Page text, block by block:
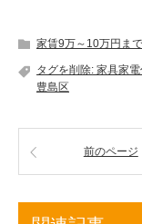
家賃9万～10万円まで
タグを削除: 家具家
豊島区
前のページ